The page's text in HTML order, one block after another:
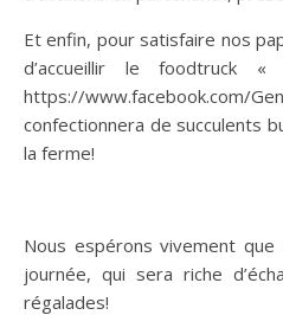
Et enfin, pour satisfaire nos
d’accueillir le foodtruck
https://www.facebook.com/
confectionnera de succulents
la ferme!
Nous espérons vivement
journée, qui sera riche
régalades!